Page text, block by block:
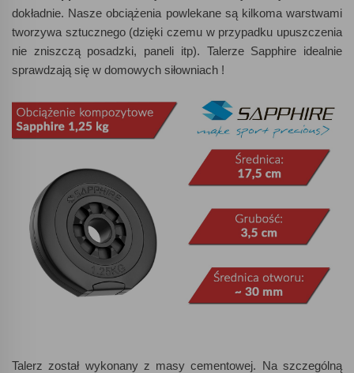
dokładnie. Nasze obciążenia powlekane są kilkoma warstwami
tworzywa sztucznego (dzięki czemu w przypadku upuszczenia
nie zniszczą posadzki, paneli itp). Talerze Sapphire idealnie
sprawdzają się w domowych siłowniach !
Talerz został wykonany z masy cementowej. Na szczególną